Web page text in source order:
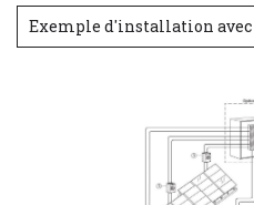
Exemple d'installation avec